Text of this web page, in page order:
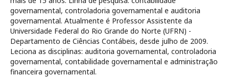
governamental, controladoria governamental e auditoria
governamental. Atualmente é Professor Assistente da
Universidade Federal do Rio Grande do Norte (UFRN) -
Departamento de Ciências Contábeis, desde julho de 2009.
Leciona as disciplinas: auditoria governamental, controladoria
governamental, contabilidade governamental e administração
financeira governamental.